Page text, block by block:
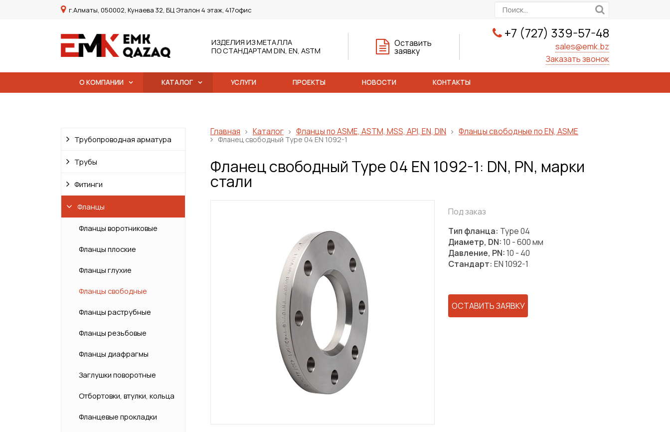
г.Алматы, 050002, Кунаева 32, БЦ Эталон 4 этаж, 417офис
+7 (727) 339-57-48
sales@emk.bz
Заказать звонок
Оставить
заявку
ИЗДЕЛИЯ ИЗ МЕТАЛЛА
ПО СТАНДАРТАМ DIN, EN, ASTM
О КОМПАНИИ КАТАЛОГ УСЛУГИ ПРОЕКТЫ НОВОСТИ КОНТАКТЫ
Трубопроводная арматура
Трубы
Фитинги
Фланцы
Фланцы воротниковые
Фланцы плоские
Фланцы глухие
Фланцы свободные
Фланцы раструбные
Фланцы резьбовые
Фланцы диафрагмы
Заглушки поворотные
Отбортовки, втулки, кольца
Фланцевые прокладки
Главная Каталог Фланцы по ASME, ASTM, MSS, API, EN, DIN Фланцы свободные по EN, ASME
Фланец свободный Type 04 EN 1092-1
Фланец свободный Type 04 EN 1092-1: DN, PN, марки
стали
Под заказ
Тип фланца: Type 04
Диаметр, DN:10 - 600 мм
Давление, PN:10 - 40
Стандарт: EN 1092-1
ОСТАВИТЬ ЗАЯВКУ